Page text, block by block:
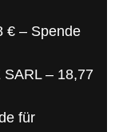
€ – Spende
– 18,77
für